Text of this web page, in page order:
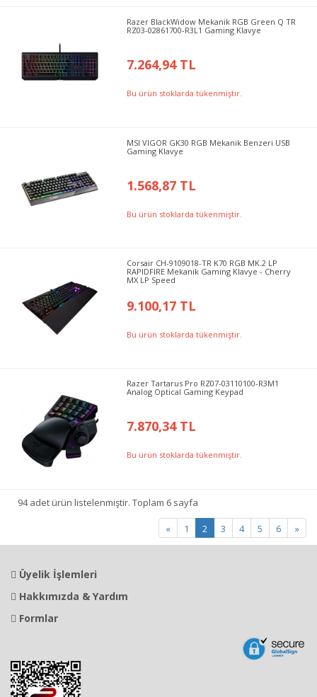
Razer BlackWidow Mekanik RGB Green Q TR
RZ03-02861700-R3L1 Gaming Klavye
7.264,94 TL
Bu ürün stoklarda tükenmiştir.
MSI VIGOR GK30 RGB Mekanik Benzeri USB
Gaming Klavye
1.568,87 TL
Bu ürün stoklarda tükenmiştir.
Corsair CH-9109018-TR K70 RGB MK.2 LP
RAPIDFIRE Mekanik Gaming Klavye - Cherry
MX LP Speed
9.100,17 TL
Bu ürün stoklarda tükenmiştir.
Razer Tartarus Pro RZ07-03110100-R3M1
Analog Optical Gaming Keypad
7.870,34 TL
Bu ürün stoklarda tükenmiştir.
94 adet ürün listelenmiştir. Toplam 6 sayfa
« 1 2 3 4 5 6 »
Üyelik İşlemleri
Hakkımızda & Yardım
Formlar